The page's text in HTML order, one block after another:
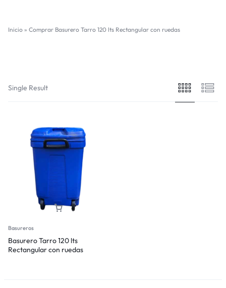
Inicio » Comprar Basurero Tarro 120 lts Rectangular con ruedas
Single Result
Basureros
Basurero Tarro 120 lts
Rectangular con ruedas